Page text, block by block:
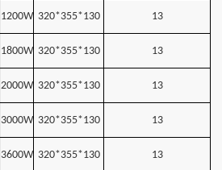
1200W 320*355*130 13
1800W 320*355*130 13
2000W 320*355*130 13
3000W 320*355*130 13
3600W 320*355*130 13